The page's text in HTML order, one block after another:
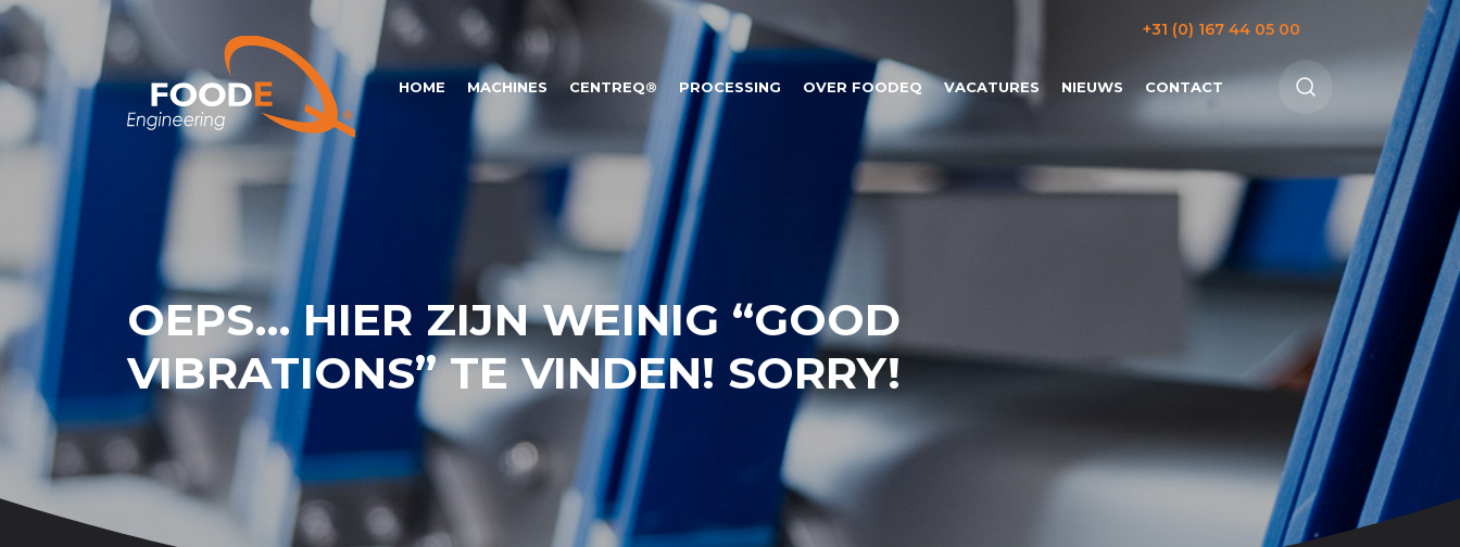
HOME MACHINES CENTREQ® PROCESSING OVER FOODEQ VACATURES NIEUWS CONTACT
+31 (0) 167 44 05 00
OEPS… HIER ZIJN WEINIG “GOOD
VIBRATIONS” TE VINDEN! SORRY!